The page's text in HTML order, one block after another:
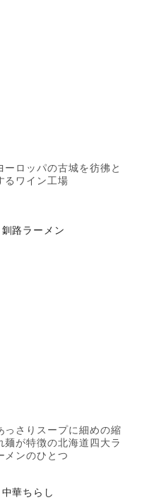
ーロッパの古城を彷彿と
るワイン工場
釧路ラーメン
っさりスープに細めの縮
麺が特徴の北海道四大ラ
メンのひとつ
中華ちらし